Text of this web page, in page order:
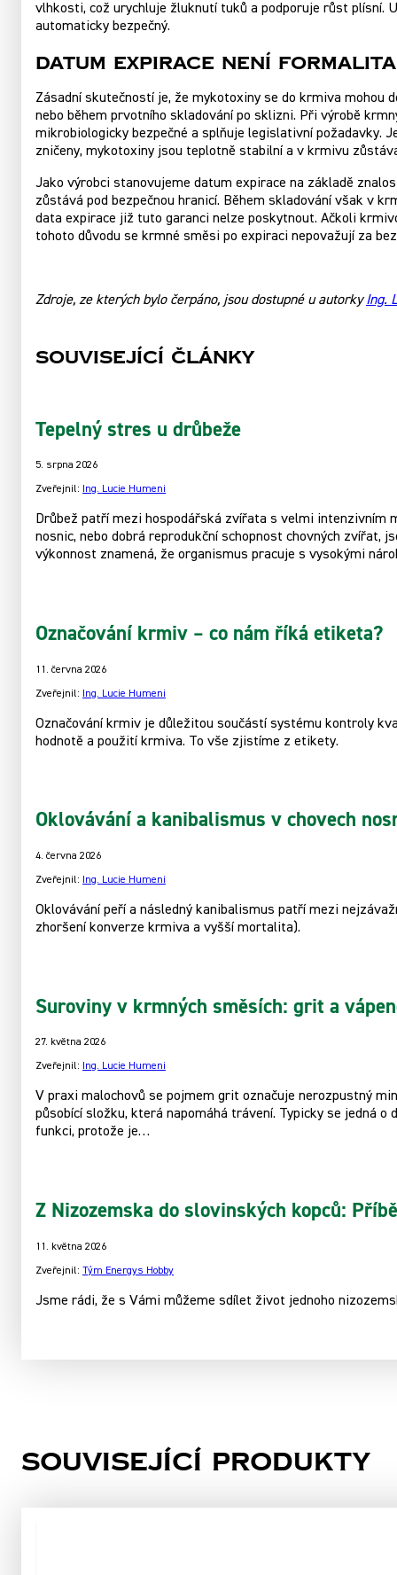
vlhkosti, což urychluje žluknutí tuků a podporuje růst plísní.
automaticky bezpečný.
Datum expirace není
Zásadní skutečností je, že mykotoxiny se do krmiva mohou
nebo během prvotního skladování po sklizni. Při výrobě
mikrobiologicky bezpečné a splňuje legislativní
zničeny, mykotoxiny jsou teplotně stabilní a v krmivu
Jako výrobci stanovujeme datum expirace na základě
zůstává pod bezpečnou hranicí. Během skladování však v
data expirace již tuto garanci nelze poskytnout. Ačkoli
tohoto důvodu se krmné směsi po expiraci nepovažují za
Zdroje, ze kterých bylo čerpáno, jsou dostupné u autorkyIng.
Související články
Tepelný stres u drůbeže
5. srpna 2026
Zveřejnil: Ing. Lucie Humeni
Drůbež patří mezi hospodářská zvířata s velmi intenzivním
nosnic, nebo dobrá reprodukční schopnost chovných zvířat,
výkonnost znamená, že organismus pracuje s vysokými
Označování krmiv – co nám říká etiketa?
11. června 2026
Zveřejnil: Ing. Lucie Humeni
Označování krmiv je důležitou součástí systému kontroly
hodnotě a použití krmiva. To vše zjistíme z etikety.
Oklovávání a kanibalismus v chovech
4. června 2026
Zveřejnil: Ing. Lucie Humeni
Oklovávání peří a následný kanibalismus patří mezi
zhoršení konverze krmiva a vyšší mortalita).
Suroviny v krmných směsích: grit a
27. května 2026
Zveřejnil: Ing. Lucie Humeni
V praxi malochovů se pojmem grit označuje nerozpustný
působící složku, která napomáhá trávení. Typicky se jedná
funkci, protože je…
Z Nizozemska do slovinských kopců:
11. května 2026
Zveřejnil: Tým Energys Hobby
Jsme rádi, že s Vámi můžeme sdílet život jednoho
Související produkty